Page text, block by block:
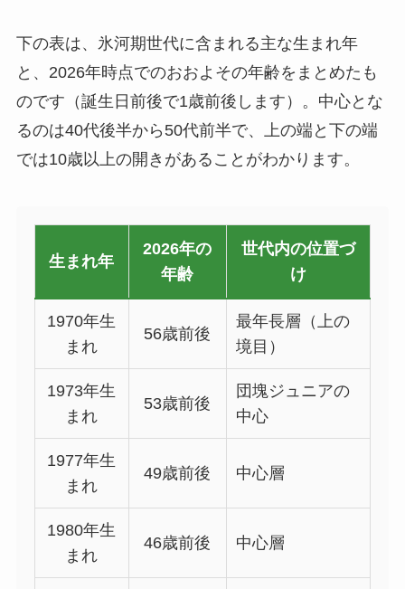
下の表は、氷河期世代に含まれる主な生まれ年
と、2026年時点でのおおよその年齢をまとめたも
のです（誕生日前後で1歳前後します）。中心とな
るのは40代後半から50代前半で、上の端と下の端
では10歳以上の開きがあることがわかります。
生まれ年
2026年の
年齢
世代内の位置づ
け
1970年生
まれ
56歳前後
最年長層（上の
境目）
1973年生
まれ
53歳前後
団塊ジュニアの
中心
1977年生
まれ
49歳前後 中心層
1980年生
まれ
46歳前後 中心層